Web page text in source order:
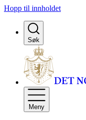
Hopp til innholdet
Søk
Meny